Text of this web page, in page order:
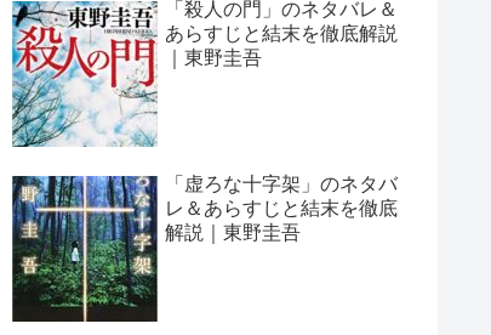
「殺人の門」のネタバレ＆
あらすじと結末を徹底解説
｜東野圭吾
「虚ろな十字架」のネタバ
レ＆あらすじと結末を徹底
解説｜東野圭吾